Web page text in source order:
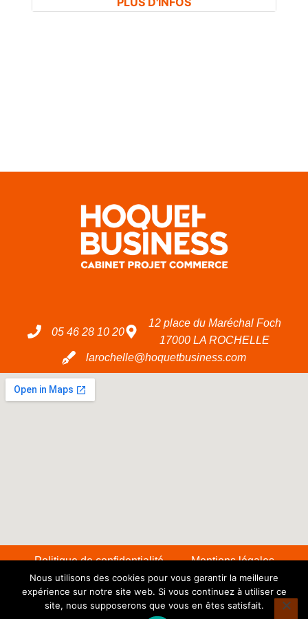
05 46 28 10 20
12 place du Maréchal Foch
17000 LA ROCHELLE
larochelle@hoquetbusiness.com
Politique de confidentialité Mentions légales
Copyright © 2026 SAS Transac PME – Réalisé
par CHR-Link et
Arthur FABY
Nous utilisons des cookies pour vous garantir la meilleure
expérience sur notre site web. Si vous continuez à utiliser ce
site, nous supposerons que vous en êtes satisfait.